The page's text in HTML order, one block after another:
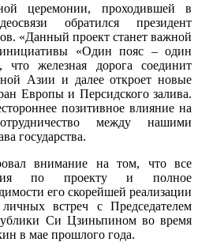
церемонии, проходившей в
обратился президент
«Данный проект станет важной
инициативы «Один пояс – один
что железная дорога соединит
Азии и далее откроет новые
Европы и Персидского залива.
позитивное влияние на
между нашими
государства.
внимание на том, что все
по проекту и полное
его скорейшей реализации
встреч с Председателем
Си Цзиньпином во время
в мае прошлого года.